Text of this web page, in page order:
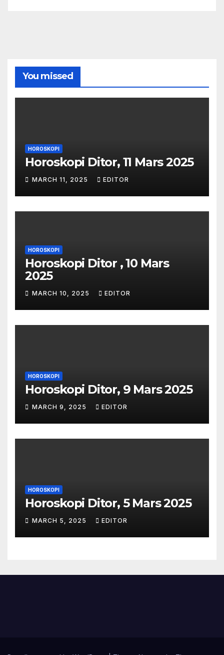
You missed
HOROSKOPI
Horoskopi Ditor, 11 Mars 2025
MARCH 11, 2025 EDITOR
HOROSKOPI
Horoskopi Ditor , 10 Mars
2025
MARCH 10, 2025 EDITOR
HOROSKOPI
Horoskopi Ditor, 9 Mars 2025
MARCH 9, 2025 EDITOR
HOROSKOPI
Horoskopi Ditor, 5 Mars 2025
MARCH 5, 2025 EDITOR